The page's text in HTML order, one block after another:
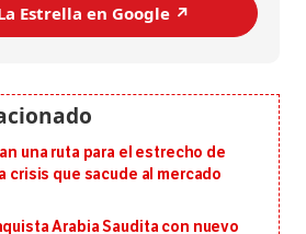
Estrella en Google ↗️
una ruta para el estrecho de
crisis que sacude al mercado
Arabia Saudita con nuevo